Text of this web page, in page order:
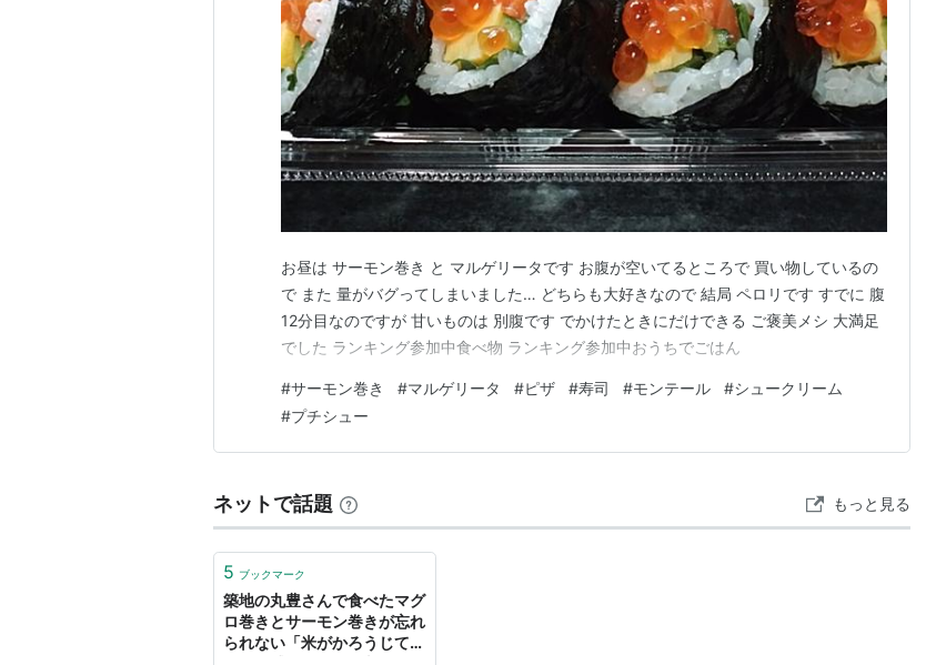
お昼は サーモン巻き と マルゲリータです お腹が空いてるところで 買い物しているの
で また 量がバグってしまいました… どちらも大好きなので 結局 ペロリです すでに 腹
12分目なのですが 甘いものは 別腹です でかけたときにだけできる ご褒美メシ 大満足
でした ランキング参加中食べ物 ランキング参加中おうちでごはん
#サーモン巻き #マルゲリータ #ピザ #寿司 #モンテール #シュークリーム
#プチシュー
ネットで話題 もっと見る
5 ブックマーク
築地の丸豊さんで食べたマグ
ロ巻きとサーモン巻きが忘れ
られない「米がかろうじてあ